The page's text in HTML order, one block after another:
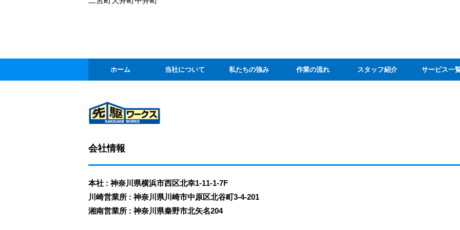
ホーム 当社について 私たちの強み 作業の流れ スタッフ紹介 サービス一
会社情報
本社 : 神奈川県横浜市西区北幸1-11-1-7F
川崎営業所 : 神奈川県川崎市中原区北谷町3-4-201
湘南営業所 : 神奈川県秦野市北矢名204